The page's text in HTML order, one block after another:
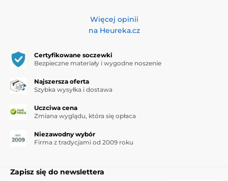
Więcej opinii
na Heureka.cz
Certyfikowane soczewki
Bezpieczne materiały i wygodne noszenie
Najszersza oferta
Szybka wysyłka i dostawa
Uczciwa cena
Zmiana wyglądu, która się opłaca
Niezawodny wybór
Firma z tradycjami od 2009 roku
Zapisz się do newslettera